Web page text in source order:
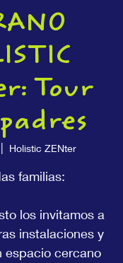
Tour
Holistic ZENter
familias:
los invitamos a
instalaciones y
espacio cercano